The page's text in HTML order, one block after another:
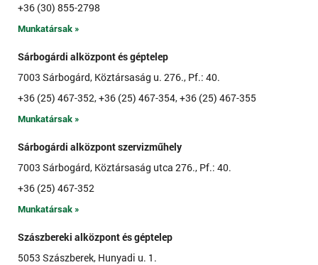
+36 (30) 855-2798
Munkatársak »
Sárbogárdi alközpont és géptelep
7003 Sárbogárd, Köztársaság u. 276., Pf.: 40.
+36 (25) 467-352, +36 (25) 467-354, +36 (25) 467-355
Munkatársak »
Sárbogárdi alközpont szervizműhely
7003 Sárbogárd, Köztársaság utca 276., Pf.: 40.
+36 (25) 467-352
Munkatársak »
Szászbereki alközpont és géptelep
5053 Szászberek, Hunyadi u. 1.